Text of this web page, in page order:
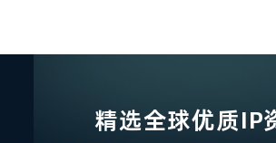
精选全球优质IP